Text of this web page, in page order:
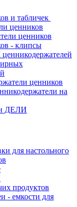
и табличек
ценников
ценников
- клипсы
ценников
на
ДЕЛИ
для настольного
продуктов
- емкости для